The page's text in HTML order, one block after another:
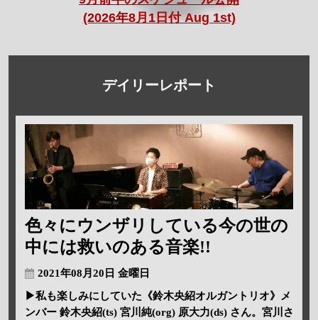
(2026年8月1日付 Aug 1st)
デイリーレポート
色々にウンザリしている今の世の
中には救いのある音楽!!
2021年08月20日 金曜日
▶私も楽しみにしていた《鈴木央紹オルガントリオ》メ
ンバー 鈴木央紹(ts) 宮川純(org) 原大力(ds) さん。宮川さ